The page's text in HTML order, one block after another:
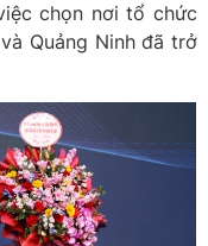
chọn nơi tổ chức
Quảng Ninh đã trở